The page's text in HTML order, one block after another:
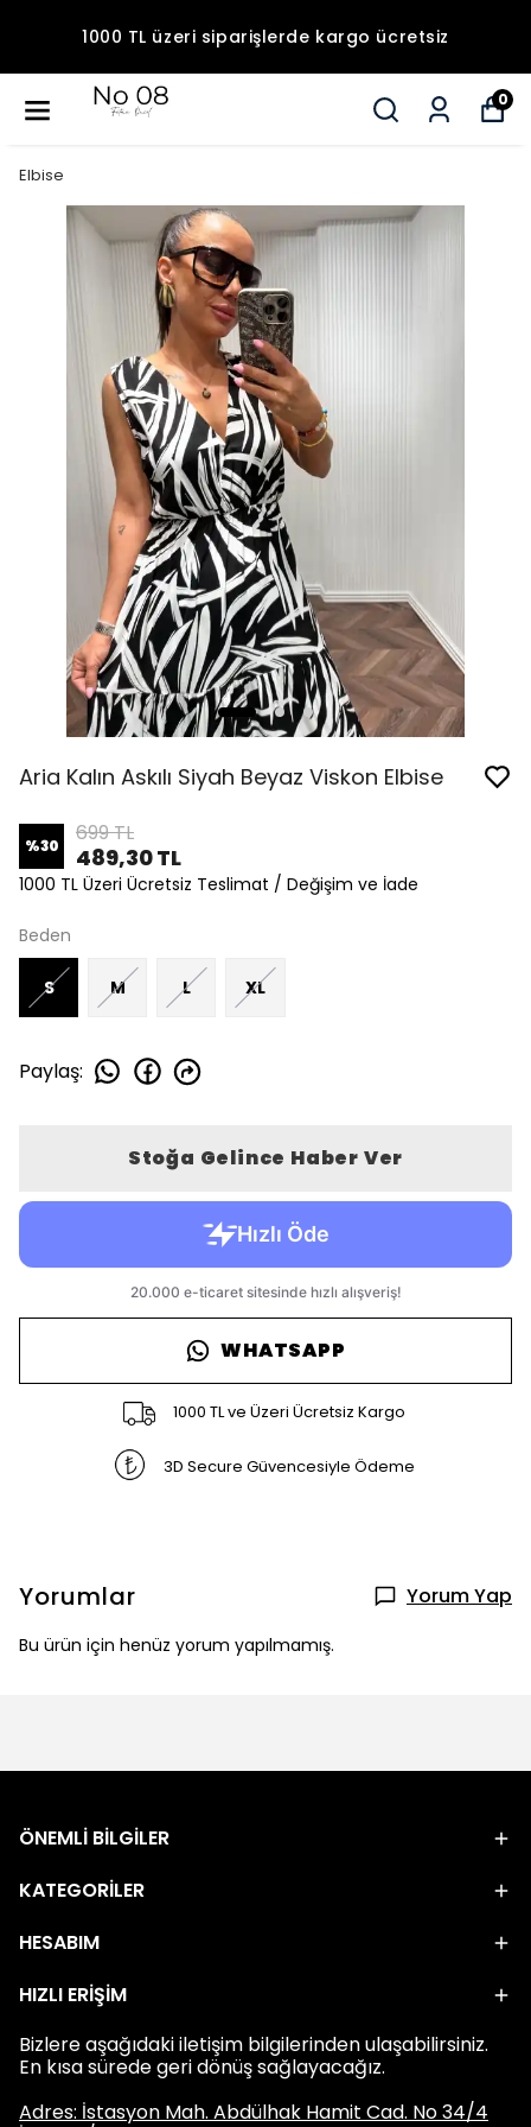
1000 TL üzeri siparişlerde kargo ücretsiz
0
Elbise
Aria Kalın Askılı Siyah Beyaz Viskon Elbise
%30 699 TL
489,30 TL
1000 TL Üzeri Ücretsiz Teslimat / Değişim ve İade
Beden
S M L XL
Paylaş:
Stoğa Gelince Haber Ver
WHATSAPP
1000 TL ve Üzeri Ücretsiz Kargo
3D Secure Güvencesiyle Ödeme
Yorumlar Yorum Yap
Bu ürün için henüz yorum yapılmamış.
ÖNEMLİ BİLGİLER
KATEGORİLER
HESABIM
HIZLI ERİŞİM
Bizlere aşağıdaki iletişim bilgilerinden ulaşabilirsiniz.
En kısa sürede geri dönüş sağlayacağız.
Adres: İstasyon Mah. Abdülhak Hamit Cad. No 34/4